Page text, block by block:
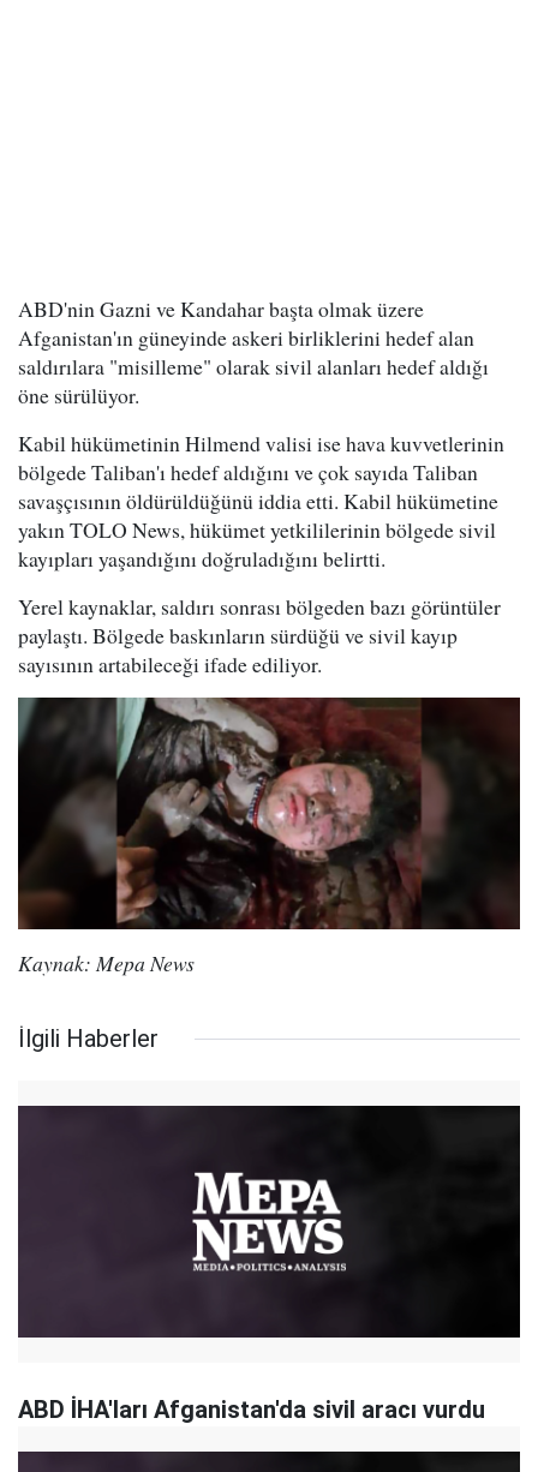
ABD'nin Gazni ve Kandahar başta olmak üzere
Afganistan'ın güneyinde askeri birliklerini hedef alan
saldırılara "misilleme" olarak sivil alanları hedef aldığı
öne sürülüyor.
Kabil hükümetinin Hilmend valisi ise hava kuvvetlerinin
bölgede Taliban'ı hedef aldığını ve çok sayıda Taliban
savaşçısının öldürüldüğünü iddia etti. Kabil hükümetine
yakın TOLO News, hükümet yetkililerinin bölgede sivil
kayıpları yaşandığını doğruladığını belirtti.
Yerel kaynaklar, saldırı sonrası bölgeden bazı görüntüler
paylaştı. Bölgede baskınların sürdüğü ve sivil kayıp
sayısının artabileceği ifade ediliyor.
Kaynak: Mepa News
İlgili Haberler
ABD İHA'ları Afganistan'da sivil aracı vurdu